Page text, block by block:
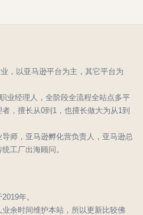
，以亚马逊平台为主，其它平台为
业经理人，全阶段全流程全站点多平
，擅长从0到1，也擅长做大为从1到
师，亚马逊孵化营负责人，亚马逊总
工厂出海顾问。
年。
余时间维护本站，所以更新比较佛